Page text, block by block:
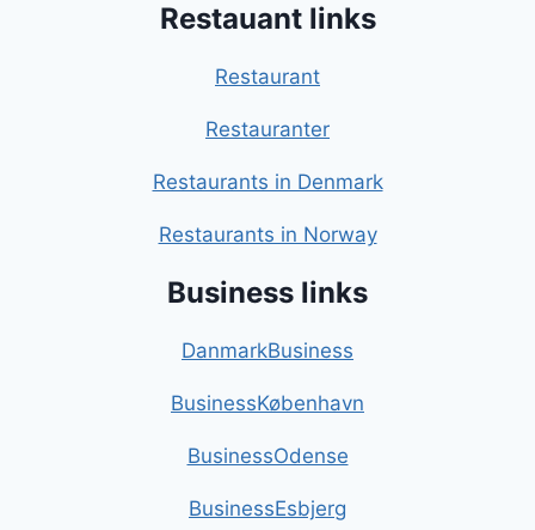
Restauant links
Restaurant
Restauranter
Restaurants in Denmark
Restaurants in Norway
Business links
DanmarkBusiness
BusinessKøbenhavn
BusinessOdense
BusinessEsbjerg